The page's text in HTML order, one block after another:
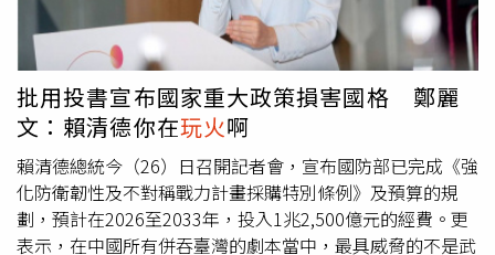
則依法函送少年法庭調查。台中市社會局表示，兩名孩子是
其他縣市安置在台中私立機構的兒少保護個案，事件發生
後，社工及機構人員全程陪同製作筆錄，並將檢討與加強安
置兒少的法律知能及安全管理。目前，廟方尚未決定是否對
機構提出民事求償，但強調將先處理火災後續事宜。此事件
不僅造成地方信仰中心重大損失，也凸顯安置兒少管理與夜
間監護的重要性，社會各界呼籲機構需加強防範措施，避免
類似悲劇再次發生。
批用投書宣布國家重大政策損害國格 鄭麗
文：賴清德你在玩火啊
賴清德總統今（26）日召開記者會，宣布國防部已完成《強
化防衛韌性及不對稱戰力計畫採購特別條例》及預算的規
劃，預計在2026至2033年，投入1兆2,500億元的經費。更
表示，在中國所有併吞臺灣的劇本當中，最具威脅的不是武